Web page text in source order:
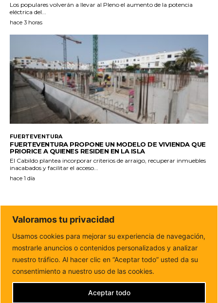
Los populares volverán a llevar al Pleno el aumento de la potencia
eléctrica del...
hace 3 horas
FUERTEVENTURA
FUERTEVENTURA PROPONE UN MODELO DE VIVIENDA QUE
PRIORICE A QUIENES RESIDEN EN LA ISLA
El Cabildo plantea incorporar criterios de arraigo, recuperar inmuebles
inacabados y facilitar el acceso...
hace 1 día